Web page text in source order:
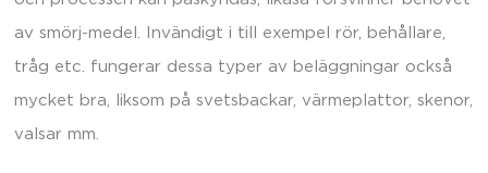
av smörj-medel. Invändigt i till exempel rör, behållare,
tråg etc. fungerar dessa typer av beläggningar också
mycket bra, liksom på svetsbackar, värmeplattor, skenor,
valsar mm.